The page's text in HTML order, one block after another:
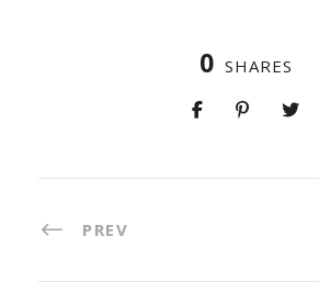
0 SHARES
PREV